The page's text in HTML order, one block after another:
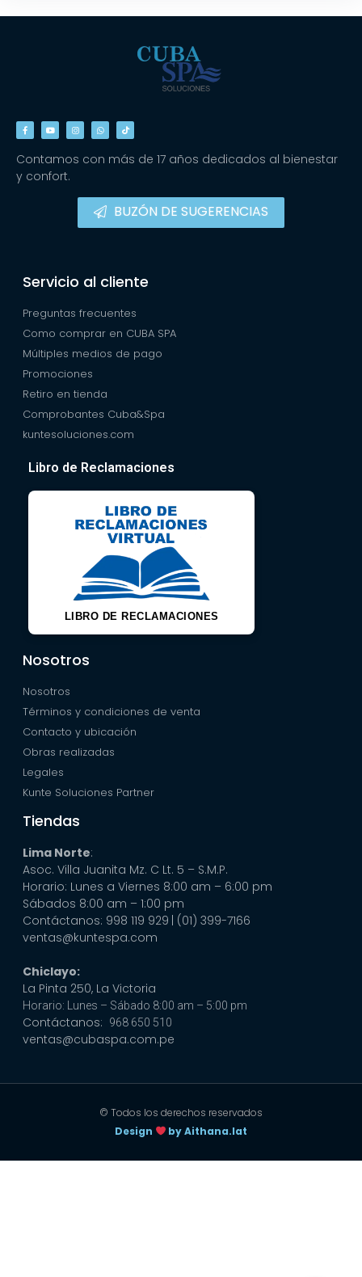
Contamos con más de 17 años dedicados al bienestar
y confort.
BUZÓN DE SUGERENCIAS
Servicio al cliente
Preguntas frecuentes
Como comprar en CUBA SPA
Múltiples medios de pago
Promociones
Retiro en tienda
Comprobantes Cuba&Spa
kuntesoluciones.com
Libro de Reclamaciones
LIBRO DE RECLAMACIONES
Nosotros
Nosotros
Términos y condiciones de venta
Contacto y ubicación
Obras realizadas
Legales
Kunte Soluciones Partner
Tiendas
Lima Norte:
Asoc. Villa Juanita Mz. C Lt. 5 – S.M.P.
Horario: Lunes a Viernes 8:00 am – 6:00 pm
Sábados 8:00 am – 1:00 pm
Contáctanos: 998 119 929 | (01) 399-7166
ventas@kuntespa.com
Chiclayo:
La Pinta 250, La Victoria
Horario: Lunes – Sábado 8:00 am – 5:00 pm
Contáctanos: 968 650 510
ventas@cubaspa.com.pe
© Todos los derechos reservados
Design
by Aithana.lat